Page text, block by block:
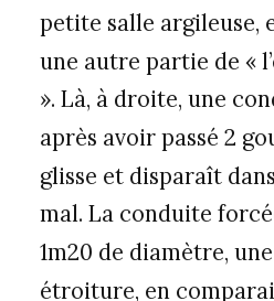
petite salle argileuse,
une autre partie de «
». Là, à droite, une
après avoir passé 2
glisse et disparaît dans
mal. La conduite
1m20 de diamètre,
étroiture, en